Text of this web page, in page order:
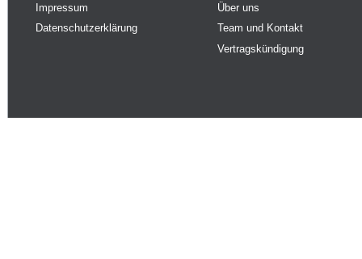
Impressum
Datenschutzerklärung
Über uns
Team und Kontakt
Vertragskündigung